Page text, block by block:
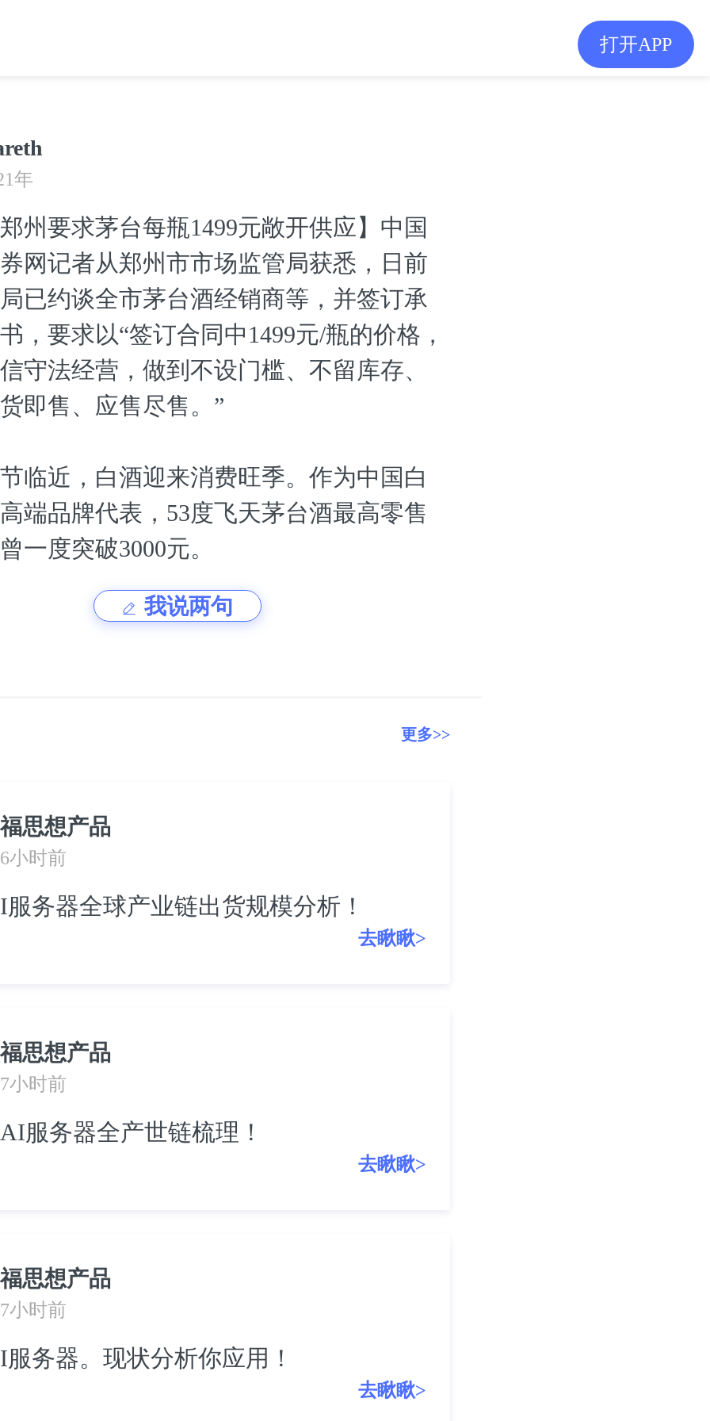
打开APP
年
州要求茅台每瓶1499元敞开供应】中国
网记者从郑州市市场监管局获悉，日前
已约谈全市茅台酒经销商等，并签订承
，要求以“签订合同中1499元/瓶的价格，
守法经营，做到不设门槛、不留库存、
即售、应售尽售。”
临近，白酒迎来消费旺季。作为中国白
端品牌代表，53度飞天茅台酒最高零售
一度突破3000元。
我说两句
更多>>
福思想产品
6小时前
I服务器全球产业链出货规模分析！
去瞅瞅>
福思想产品
7小时前
AI服务器全产世链梳理！
去瞅瞅>
福思想产品
7小时前
I服务器。现状分析你应用！
去瞅瞅>